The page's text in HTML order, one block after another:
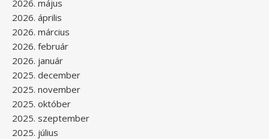
2026. május
2026. április
2026. március
2026. február
2026. január
2025. december
2025. november
2025. október
2025. szeptember
2025. július